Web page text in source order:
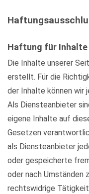
Haftung für Inhalte
Die Inhalte unserer
erstellt. Für die
der Inhalte können wir
Als Diensteanbieter
eigene Inhalte auf
Gesetzen
als Diensteanbieter
oder gespeicherte
oder nach Umständen
rechtswidrige